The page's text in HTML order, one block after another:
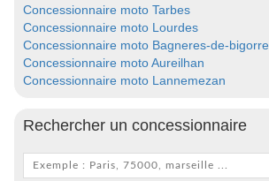
Concessionnaire moto Tarbes
Concessionnaire moto Lourdes
Concessionnaire moto Bagneres-de-bigorre
Concessionnaire moto Aureilhan
Concessionnaire moto Lannemezan
Rechercher un concessionnaire